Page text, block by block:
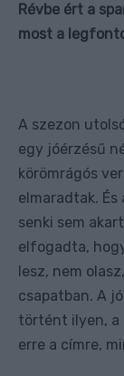
Révbe ért a
most a
A szezon
egy jóérzésű
körömrágós
elmaradtak.
senki sem
elfogadta,
lesz, nem
csapatban. A
történt ilyen, a
erre a címre,